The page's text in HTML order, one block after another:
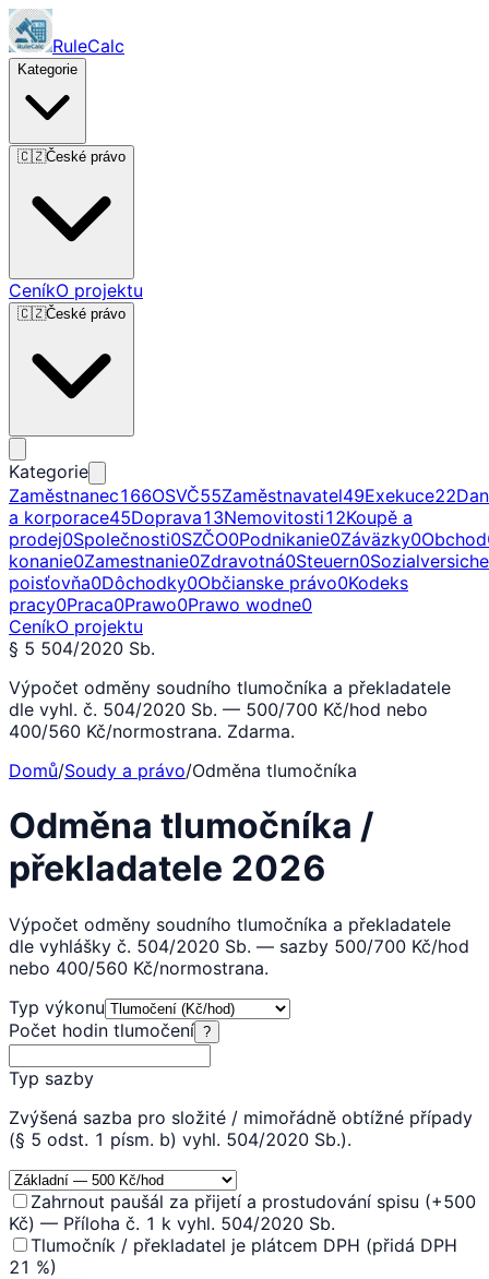
RuleCalc
Kategorie
🇨🇿České právo
CeníkO projektu
🇨🇿České právo
Kategorie
Zaměstnanec166OSVČ55Zaměstnavatel49Exekuce22
a korporace45Doprava13Nemovitosti12Koupě a
prodej0Společnosti0SZČO0Podnikanie0Záväzky0Obchod
konanie0Zamestnanie0Zdravotná0Steuern0
poisťovňa0Dôchodky0Občianske právo0Kodeks
pracy0Praca0Prawo0Prawo wodne0
CeníkO projektu
§ 5 504/2020 Sb.
Výpočet odměny soudního tlumočníka a překladatele
dle vyhl. č. 504/2020 Sb. — 500/700 Kč/hod nebo
400/560 Kč/normostrana. Zdarma.
Domů/Soudy a právo/Odměna tlumočníka
Odměna tlumočníka /
překladatele 2026
Výpočet odměny soudního tlumočníka a překladatele
dle vyhlášky č. 504/2020 Sb. — sazby 500/700 Kč/hod
nebo 400/560 Kč/normostrana.
Typ výkonu
Počet hodin tlumočení ?
Typ sazby
Zvýšená sazba pro složité / mimořádně obtížné případy
(§ 5 odst. 1 písm. b) vyhl. 504/2020 Sb.).
Zahrnout paušál za přijetí a prostudování spisu (+500
Kč) — Příloha č. 1 k vyhl. 504/2020 Sb.
Tlumočník / překladatel je plátcem DPH (přidá DPH
21 %)